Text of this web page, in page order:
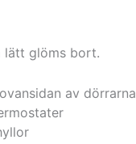
lätt glöms bort.
av dörrarna